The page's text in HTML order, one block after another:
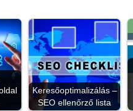
Keresőoptimalizálás –
SEO ellenőrző lista